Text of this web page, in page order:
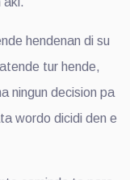
hendenan di su
tur hende,
ningun decision pa
wordo dicidi den e